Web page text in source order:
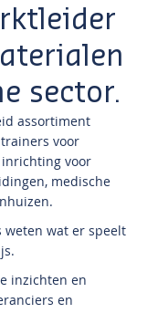
sector.
assortiment
voor
voor
medische
weten wat er speelt
inzichten en
en